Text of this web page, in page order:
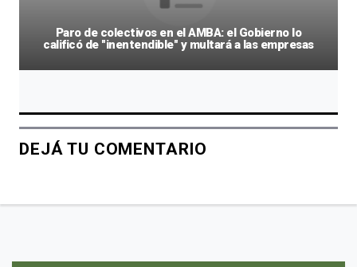
Paro de colectivos en el AMBA: el Gobierno lo
calificó de "inentendible" y multará a las empresas
DEJÁ TU COMENTARIO